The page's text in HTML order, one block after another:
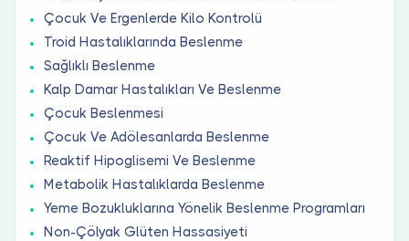
Çocuk Ve Ergenlerde Kilo Kontrolü
Troid Hastalıklarında Beslenme
Sağlıklı Beslenme
Kalp Damar Hastalıkları Ve Beslenme
Çocuk Beslenmesi
Çocuk Ve Adölesanlarda Beslenme
Reaktif Hipoglisemi Ve Beslenme
Metabolik Hastalıklarda Beslenme
Yeme Bozukluklarına Yönelik Beslenme Programları
Non-Çölyak Glüten Hassasiyeti